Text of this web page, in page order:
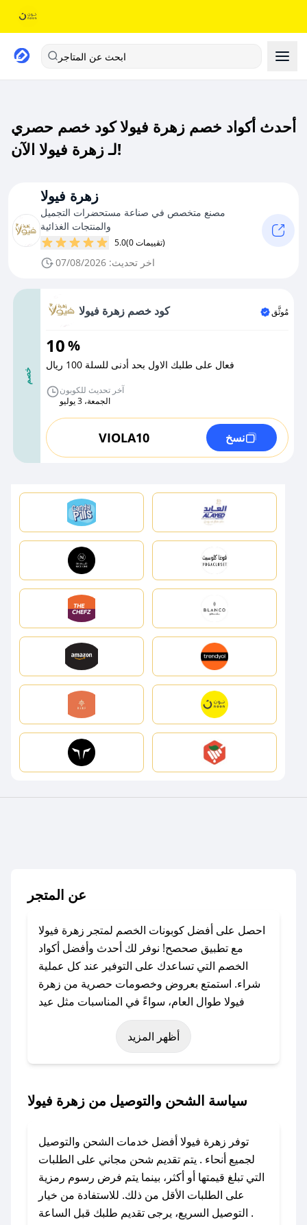
ابحث عن المتاجر
أحدث أكواد خصم زهرة فيولا كود خصم حصري
لـ زهرة فيولا الآن!
زهرة فيولا
مصنع متخصص في صناعة مستحضرات التجميل
والمنتجات الغذائية
5.0 (0 تقييمات)
اخر تحديث: 07/08/2026
خصم
كود خصم زهرة فيولا مُوثَّق
10%
فعال على طلبك الاول بحد أدنى للسلة 100 ريال
آخر تحديث للكوبون
الجمعة، 3 يوليو
VIOLA10 نسخ
عن المتجر
احصل على أفضل كوبونات الخصم لمتجر زهرة فيولا
مع تطبيق صحصح! نوفر لك أحدث وأفضل أكواد
الخصم التي تساعدك على التوفير عند كل عملية
شراء. استمتع بعروض وخصومات حصرية من زهرة
فيولا طوال العام، سواءً في المناسبات مثل عيد
الفطر، عيد الأضحى، الجمعة البيضاء (شهر نوفمبر)،
رمضان، اليوم الوطني، يوم التأسيس، أو حتى عروض
باستخدام تطبيق صحصح، يمكنك العثور بسهولة على
تواصل معنا عبر تويتر أو البريد الإلكتروني لإضافته
بسرعة.
### كيفية استخدام كود خصم زهرة فيولا؟
1. انسخ كود الخصم من تطبيق صحصح.
أظهر المزيد
سياسة الشحن والتوصيل من زهرة فيولا
توفر زهرة فيولا أفضل خدمات الشحن والتوصيل
لجميع أنحاء . يتم تقديم شحن مجاني على الطلبات
التي تبلغ قيمتها أو أكثر، بينما يتم فرض رسوم رمزية
على الطلبات الأقل من ذلك. للاستفادة من خيار
التوصيل السريع، يرجى تقديم طلبك قبل الساعة .